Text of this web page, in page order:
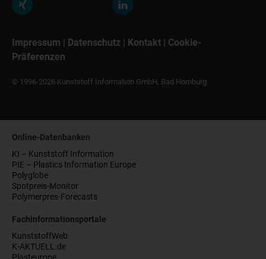
Impressum | Datenschutz | Kontakt | Cookie-
Präferenzen
© 1996-2026 Kunststoff Information GmbH, Bad Homburg
Online-Datenbanken
KI – Kunststoff Information
PIE – Plastics Information Europe
Polyglobe
Spotpreis-Monitor
Polymerpres-Forecasts
Fachinformationsportale
KunststoffWeb
K-AKTUELL.de